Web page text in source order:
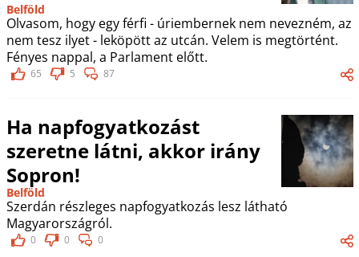
Belföld
Olvasom, hogy egy férfi - úriembernek nem nevezném, az
nem tesz ilyet - leköpött az utcán. Velem is megtörtént.
Fényes nappal, a Parlament előtt.
65 5 87
Ha napfogyatkozást
szeretne látni, akkor irány
Sopron!
Belföld
Szerdán részleges napfogyatkozás lesz látható
Magyarországról.
0 0 0